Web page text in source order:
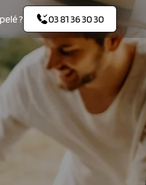
? 03 81 36 30 30